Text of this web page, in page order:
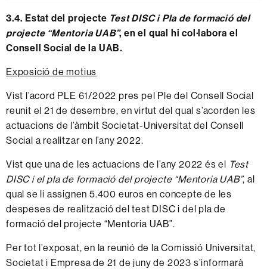
3.4. Estat del projecte Test DISC i Pla de formació del
projecte “Mentoria UAB”, en el qual hi col·labora el
Consell Social de la UAB.
Exposició de motius
Vist l’acord PLE 61/2022 pres pel Ple del Consell Social
reunit el 21 de desembre, en virtut del qual s’acorden les
actuacions de l’àmbit Societat-Universitat del Consell
Social a realitzar en l’any 2022.
Vist que una de les actuacions de l’any 2022 és el Test
DISC i el pla de formació del projecte “Mentoria UAB”, al
qual se li assignen 5.400 euros en concepte de les
despeses de realització del test DISC i del pla de
formació del projecte “Mentoria UAB”.
Per tot l’exposat, en la reunió de la Comissió Universitat,
Societat i Empresa de 21 de juny de 2023 s’informarà